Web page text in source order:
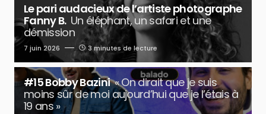
Le pari audacieux de l’artiste photographe
Fanny B. Un éléphant, un safari et une
démission
7 juin 2026 3 minutes de lecture
#15 Bobby Bazini « On dirait que je suis
moins sûr de moi aujourd’hui que je l’étais à
19 ans »